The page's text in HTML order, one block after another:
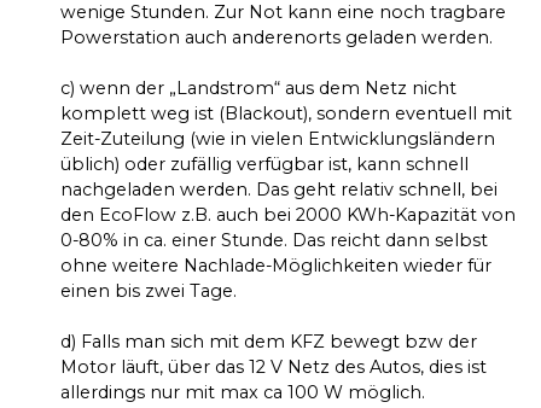
wenige Stunden. Zur Not kann eine noch tragbare
Powerstation auch anderenorts geladen werden.
c) wenn der „Landstrom“ aus dem Netz nicht
komplett weg ist (Blackout), sondern eventuell mit
Zeit-Zuteilung (wie in vielen Entwicklungsländern
üblich) oder zufällig verfügbar ist, kann schnell
nachgeladen werden. Das geht relativ schnell, bei
den EcoFlow z.B. auch bei 2000 KWh-Kapazität von
0-80% in ca. einer Stunde. Das reicht dann selbst
ohne weitere Nachlade-Möglichkeiten wieder für
einen bis zwei Tage.
d) Falls man sich mit dem KFZ bewegt bzw der
Motor läuft, über das 12 V Netz des Autos, dies ist
allerdings nur mit max ca 100 W möglich.